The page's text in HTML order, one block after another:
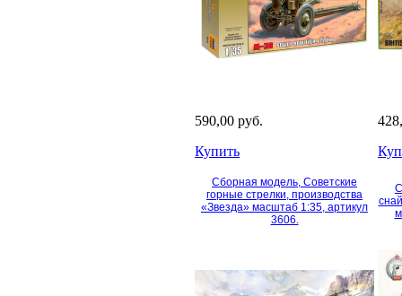
590,00 руб.
Купить
Сборная модель, Советские
горные стрелки, производства
«Звезда» масштаб 1:35, артикул
3606.